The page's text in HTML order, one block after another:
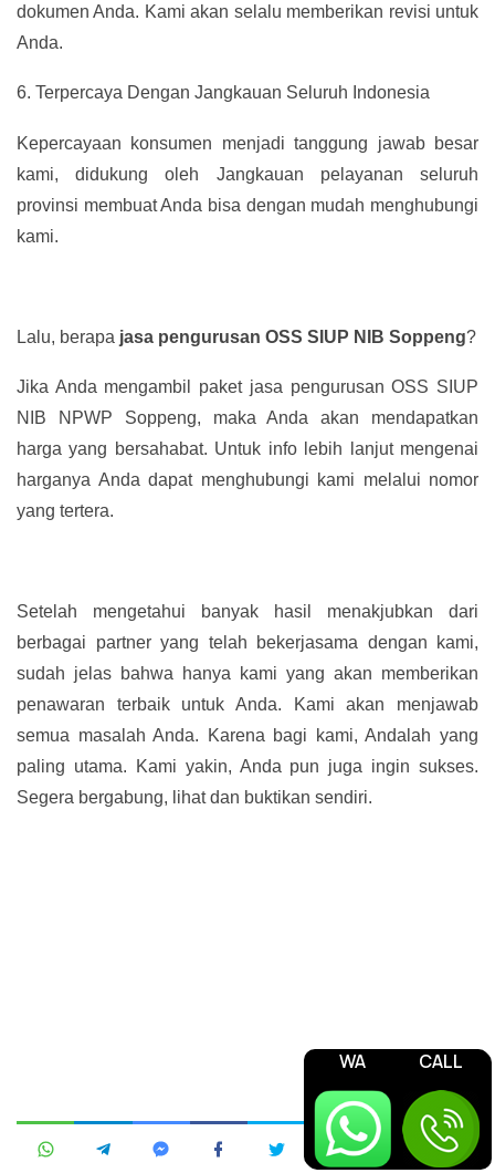
dokumen Anda. Kami akan selalu memberikan revisi untuk
Anda.
6. Terpercaya Dengan Jangkauan Seluruh Indonesia
Kepercayaan konsumen menjadi tanggung jawab besar
kami, didukung oleh Jangkauan pelayanan seluruh
provinsi membuat Anda bisa dengan mudah menghubungi
kami.
Lalu, berapa jasa pengurusan OSS SIUP NIB Soppeng?
Jika Anda mengambil paket jasa pengurusan OSS SIUP
NIB NPWP Soppeng, maka Anda akan mendapatkan
harga yang bersahabat. Untuk info lebih lanjut mengenai
harganya Anda dapat menghubungi kami melalui nomor
yang tertera.
Setelah mengetahui banyak hasil menakjubkan dari
berbagai partner yang telah bekerjasama dengan kami,
sudah jelas bahwa hanya kami yang akan memberikan
penawaran terbaik untuk Anda. Kami akan menjawab
semua masalah Anda. Karena bagi kami, Andalah yang
paling utama. Kami yakin, Anda pun juga ingin sukses.
Segera bergabung, lihat dan buktikan sendiri.
WA CALL